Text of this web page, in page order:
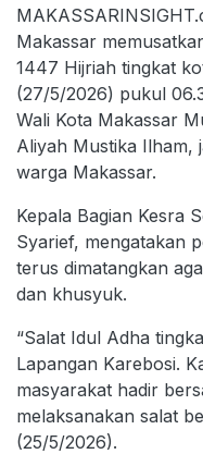
Makassar
1447 Hijriah tingkat
(27/5/2026) pukul
Wali Kota Makassar
Aliyah Mustika Ilham,
warga Makassar.
Kepala Bagian Kesra
Syarief, mengatakan
terus dimatangkan
dan khusyuk.
“Salat Idul Adha
Lapangan Karebosi.
masyarakat hadir
melaksanakan salat
(25/5/2026).